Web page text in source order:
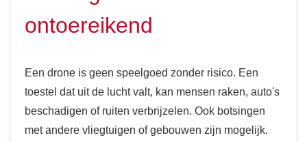
ontoereikend
Een drone is geen speelgoed zonder risico. Een
toestel dat uit de lucht valt, kan mensen raken, auto's
beschadigen of ruiten verbrijzelen. Ook botsingen
met andere vliegtuigen of gebouwen zijn mogelijk.